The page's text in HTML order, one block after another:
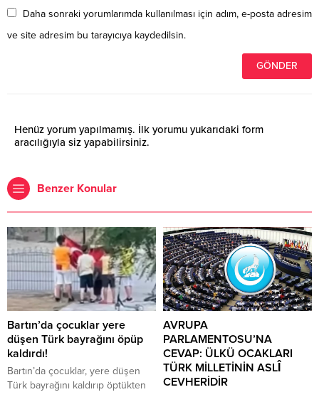
Daha sonraki yorumlarımda kullanılması için adım, e-posta adresim
ve site adresim bu tarayıcıya kaydedilsin.
Henüz yorum yapılmamış. İlk yorumu yukarıdaki form
aracılığıyla siz yapabilirsiniz.
Benzer Konular
Bartın’da çocuklar yere
düşen Türk bayrağını öpüp
kaldırdı!
Bartın’da çocuklar, yere düşen
Türk bayrağını kaldırıp öptükten
AVRUPA
PARLAMENTOSU’NA
CEVAP: ÜLKÜ OCAKLARI
TÜRK MİLLETİNİN ASLÎ
CEVHERİDİR